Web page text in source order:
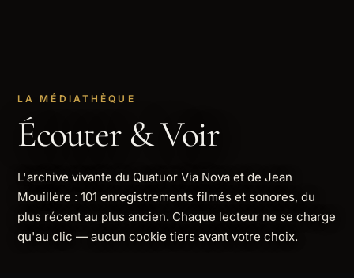
LA MÉDIATHÈQUE
Écouter & Voir
L'archive vivante du Quatuor Via Nova et de Jean
Mouillère : 101 enregistrements filmés et sonores, du
plus récent au plus ancien. Chaque lecteur ne se charge
qu'au clic — aucun cookie tiers avant votre choix.